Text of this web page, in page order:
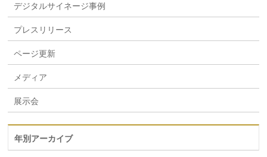
デジタルサイネージ事例
プレスリリース
ページ更新
メディア
展示会
年別アーカイブ